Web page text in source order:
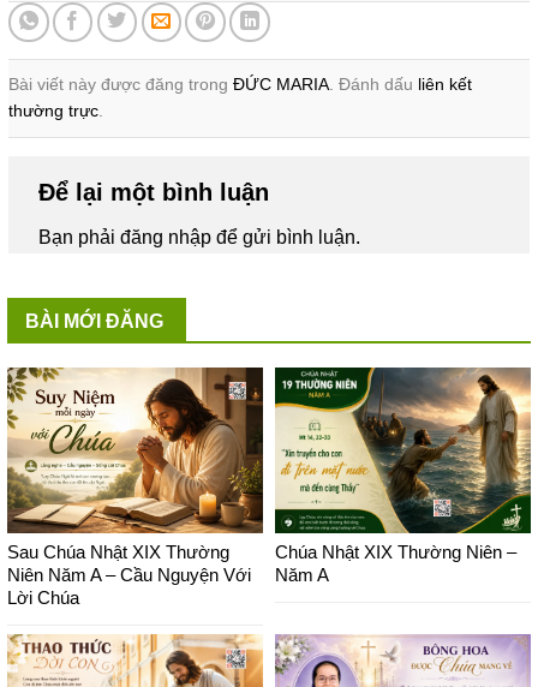
Bài viết này được đăng trong ĐỨC MARIA. Đánh dấu liên kết
thường trực.
Để lại một bình luận
Bạn phảiđăng nhậpđể gửi bình luận.
BÀI MỚI ĐĂNG
Sau Chúa Nhật XIX Thường
Niên Năm A – Cầu Nguyện Với
Lời Chúa
Chúa Nhật XIX Thường Niên –
Năm A